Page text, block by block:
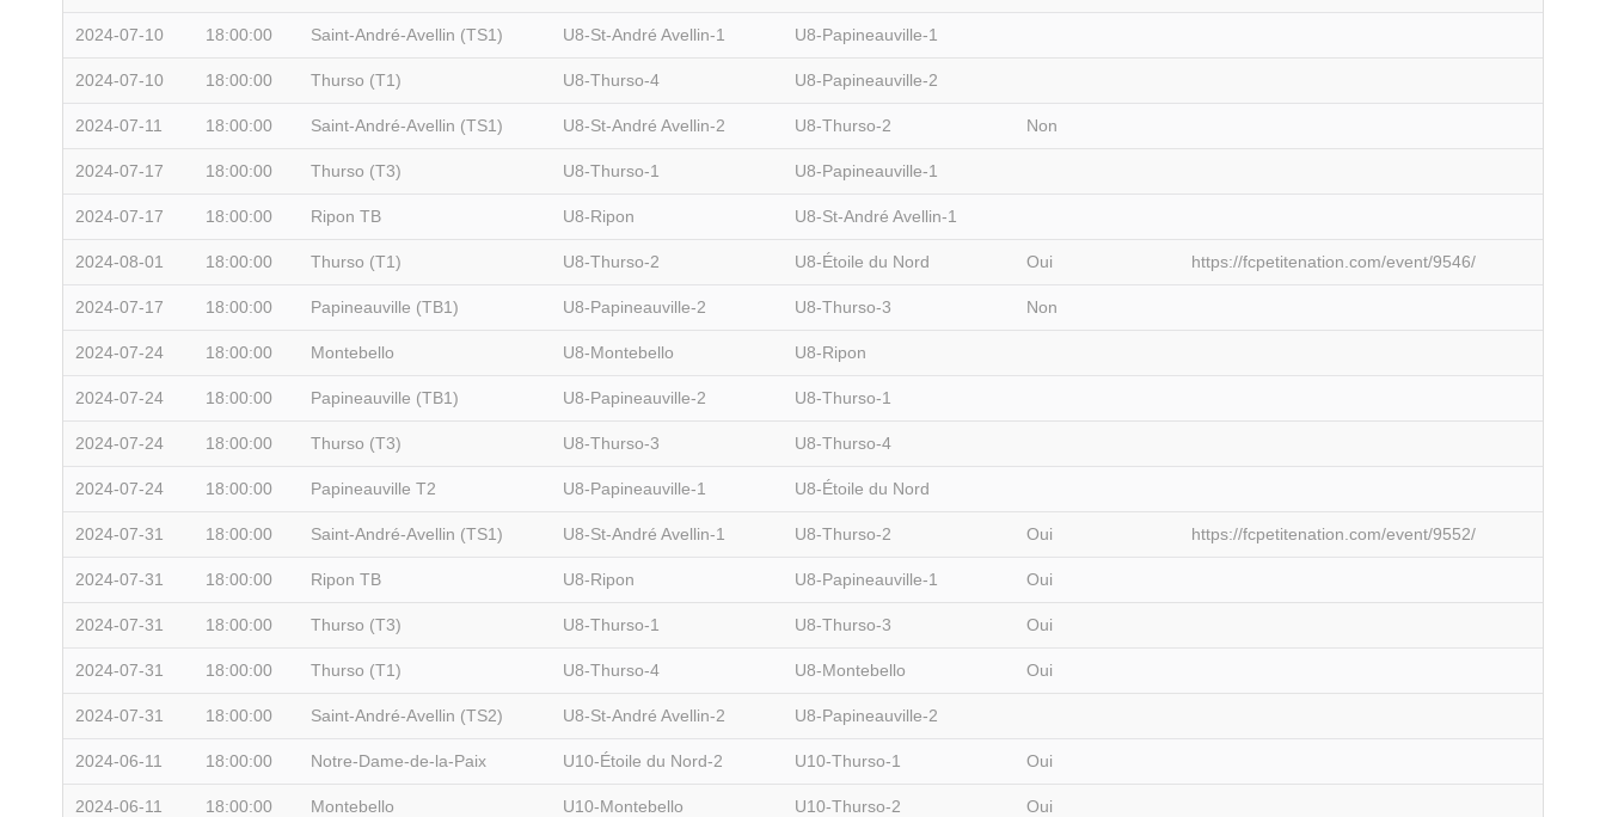
2024-07-10 18:00:00 Saint-André-Avellin (TS1) U8-St-André Avellin-1 U8-Papineauville-1
2024-07-10 18:00:00 Thurso (T1) U8-Thurso-4 U8-Papineauville-2
2024-07-11 18:00:00 Saint-André-Avellin (TS1) U8-St-André Avellin-2 U8-Thurso-2 Non
2024-07-17 18:00:00 Thurso (T3) U8-Thurso-1 U8-Papineauville-1
2024-07-17 18:00:00 Ripon TB U8-Ripon U8-St-André Avellin-1
2024-08-01 18:00:00 Thurso (T1) U8-Thurso-2 U8-Étoile du Nord Oui https://fcpetitenation.com/event/9546/
2024-07-17 18:00:00 Papineauville (TB1) U8-Papineauville-2 U8-Thurso-3 Non
2024-07-24 18:00:00 Montebello U8-Montebello U8-Ripon
2024-07-24 18:00:00 Papineauville (TB1) U8-Papineauville-2 U8-Thurso-1
2024-07-24 18:00:00 Thurso (T3) U8-Thurso-3 U8-Thurso-4
2024-07-24 18:00:00 Papineauville T2 U8-Papineauville-1 U8-Étoile du Nord
2024-07-31 18:00:00 Saint-André-Avellin (TS1) U8-St-André Avellin-1 U8-Thurso-2 Oui https://fcpetitenation.com/event/9552/
2024-07-31 18:00:00 Ripon TB U8-Ripon U8-Papineauville-1 Oui
2024-07-31 18:00:00 Thurso (T3) U8-Thurso-1 U8-Thurso-3 Oui
2024-07-31 18:00:00 Thurso (T1) U8-Thurso-4 U8-Montebello Oui
2024-07-31 18:00:00 Saint-André-Avellin (TS2) U8-St-André Avellin-2 U8-Papineauville-2
2024-06-11 18:00:00 Notre-Dame-de-la-Paix U10-Étoile du Nord-2 U10-Thurso-1 Oui
2024-06-11 18:00:00 Montebello U10-Montebello U10-Thurso-2 Oui